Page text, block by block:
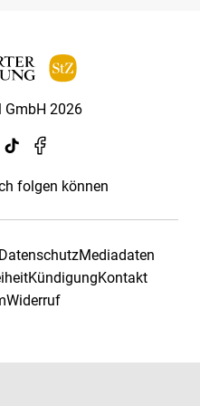
2026
folgen können
DatenschutzMediadaten
KündigungKontakt
Widerruf